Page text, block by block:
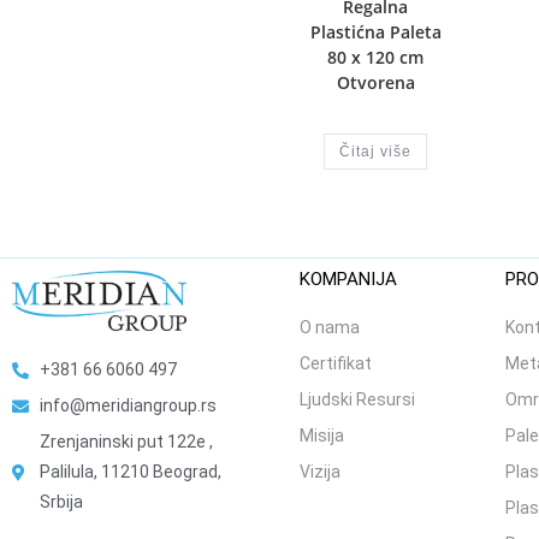
Regalna
Plastićna Paleta
80 x 120 cm
Otvorena
Čitaj više
+381 66 6060 497
info@meridiangroup.rs
Zrenjaninski put 122e ,
Palilula, 11210 Beograd,
Srbija
KOMPANIJA
O nama
Certifikat
Ljudski Resursi
Misija
Vizija